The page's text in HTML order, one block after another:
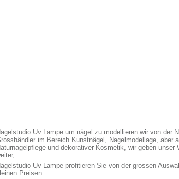
Uv Lampe um nägel zu modellieren wir von der
im Bereich Kunstnägel, Nagelmodellage, aber
und dekorativer Kosmetik, wir geben unser
Uv Lampe profitieren Sie von der grossen
Preisen